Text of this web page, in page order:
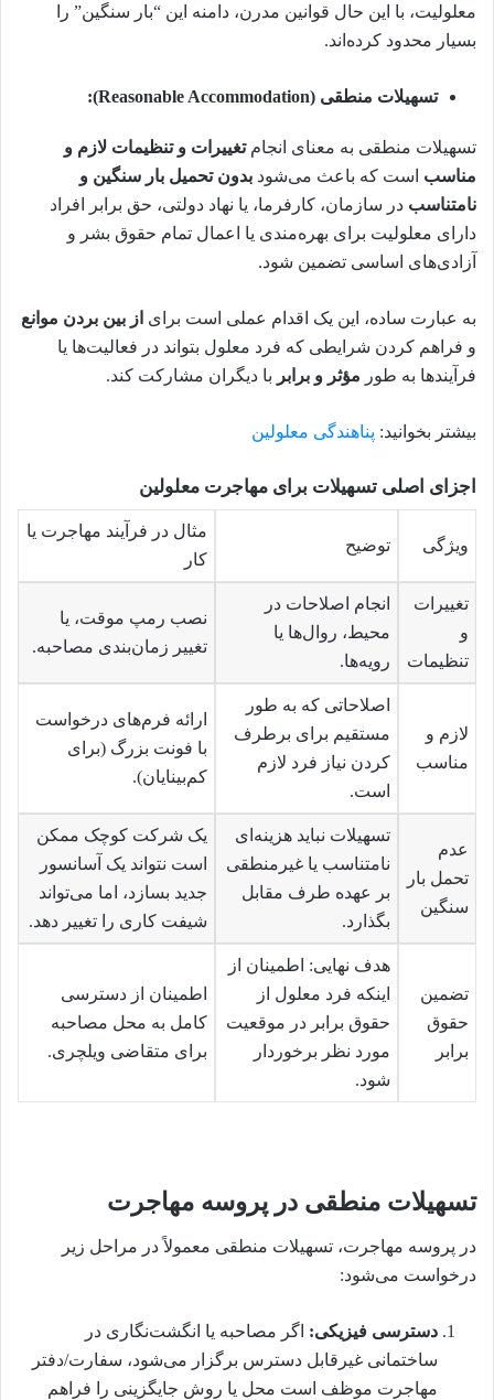
معلولیت، با این حال قوانین مدرن، دامنه این “بار سنگین” را
بسیار محدود کرده‌اند.
تسهیلات منطقی (Reasonable Accommodation):
تسهیلات منطقی به معنای انجامتغییرات و تنظیمات لازم و
مناسب است که باعث می‌شود بدون تحمیل بار سنگین و
نامتناسب در سازمان، کارفرما، یا نهاد دولتی، حق برابر افراد
دارای معلولیت برای بهره‌مندی یا اعمال تمام حقوق بشر و
آزادی‌های اساسی تضمین شود.
به عبارت ساده، این یک اقدام عملی است برای از بین بردن موانع
و فراهم کردن شرایطی که فرد معلول بتواند در فعالیت‌ها یا
فرآیندها به طور مؤثر و برابر با دیگران مشارکت کند.
بیشتر بخوانید: پناهندگی معلولین
اجزای اصلی تسهیلات برای مهاجرت معلولین
ویژگی توضیح
مثال در فرآیند مهاجرت یا
کار
تغییرات
و
تنظیمات
انجام اصلاحات در
محیط، روال‌ها یا
رویه‌ها.
نصب رمپ موقت، یا
تغییر زمان‌بندی مصاحبه.
لازم و
مناسب
اصلاحاتی که به طور
مستقیم برای برطرف
کردن نیاز فرد لازم
است.
ارائه فرم‌های درخواست
با فونت بزرگ (برای
کم‌بینایان).
عدم
تحمل بار
سنگین
تسهیلات نباید هزینه‌ای
نامتناسب یا غیرمنطقی
بر عهده طرف مقابل
بگذارد.
یک شرکت کوچک ممکن
است نتواند یک آسانسور
جدید بسازد، اما می‌تواند
شیفت کاری را تغییر دهد.
تضمین
حقوق
برابر
هدف نهایی: اطمینان از
اینکه فرد معلول از
حقوق برابر در موقعیت
مورد نظر برخوردار
شود.
اطمینان از دسترسی
کامل به محل مصاحبه
برای متقاضی ویلچری.
تسهیلات منطقی در پروسه مهاجرت
در پروسه مهاجرت، تسهیلات منطقی معمولاً در مراحل زیر
درخواست می‌شود:
دسترسی فیزیکی: اگر مصاحبه یا انگشت‌نگاری در
ساختمانی غیرقابل دسترس برگزار می‌شود، سفارت/دفتر
مهاجرت موظف است محل یا روش جایگزینی را فراهم